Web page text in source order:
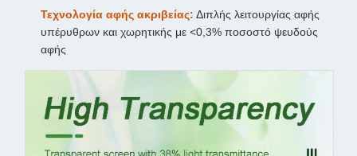
Τεχνολογία αφής ακριβείας: Διπλής λειτουργίας αφής
υπέρυθρων και χωρητικής με <0,3% ποσοστό ψευδούς
αφής